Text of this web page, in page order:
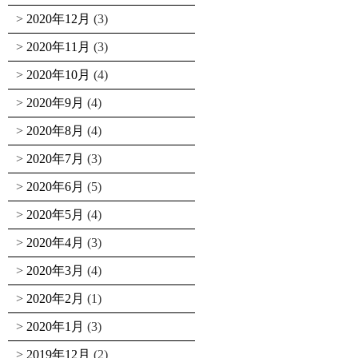
2020年12月 (3)
2020年11月 (3)
2020年10月 (4)
2020年9月 (4)
2020年8月 (4)
2020年7月 (3)
2020年6月 (5)
2020年5月 (4)
2020年4月 (3)
2020年3月 (4)
2020年2月 (1)
2020年1月 (3)
2019年12月 (2)